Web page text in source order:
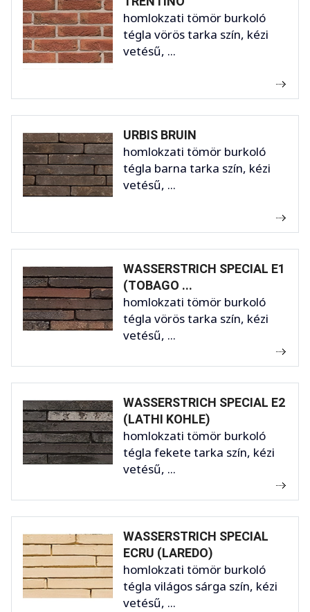
homlokzati tömör burkoló
tégla vörös tarka szín, kézi
vetésű, ...
URBIS BRUIN
homlokzati tömör burkoló
tégla barna tarka szín, kézi
vetésű, ...
WASSERSTRICH SPECIAL E1
(TOBAGO ...
homlokzati tömör burkoló
tégla vörös tarka szín, kézi
vetésű, ...
WASSERSTRICH SPECIAL E2
(LATHI KOHLE)
homlokzati tömör burkoló
tégla fekete tarka szín, kézi
vetésű, ...
WASSERSTRICH SPECIAL
ECRU (LAREDO)
homlokzati tömör burkoló
tégla világos sárga szín, kézi
vetésű, ...